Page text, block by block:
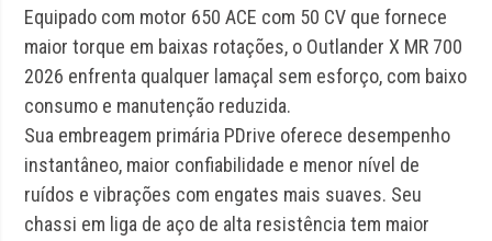
Equipado com motor 650 ACE com 50 CV que fornece
maior torque em baixas rotações, o Outlander X MR 700
2026 enfrenta qualquer lamaçal sem esforço, com baixo
consumo e manutenção reduzida.
Sua embreagem primária PDrive oferece desempenho
instantâneo, maior confiabilidade e menor nível de
ruídos e vibrações com engates mais suaves. Seu
chassi em liga de aço de alta resistência tem maior